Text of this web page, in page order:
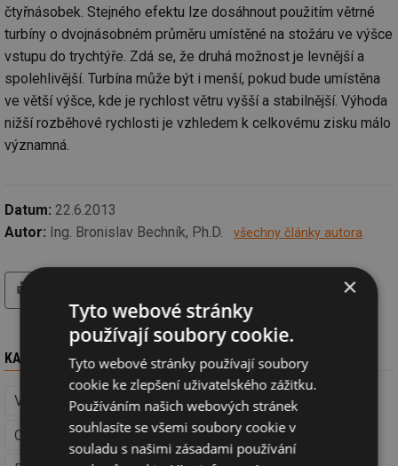
čtyřnásobek. Stejného efektu lze dosáhnout použitím větrné
turbíny o dvojnásobném průměru umístěné na stožáru ve výšce
vstupu do trychtýře. Zdá se, že druhá možnost je levnější a
spolehlivější. Turbína může být i menší, pokud bude umístěna
ve větší výšce, kde je rychlost větru vyšší a stabilnější. Výhoda
nižší rozběhové rychlosti je vzhledem k celkovému zisku málo
významná.
Datum: 22.6.2013
Autor: Ing. Bronislav Bechník, Ph.D. všechny články autora
KAM DÁL
Větrná energie (Obnovitelná energie)
Obnovitelná energie Elektrotechnika Energetika
×
Tyto webové stránky
používají soubory cookie.
Tyto webové stránky používají soubory
cookie ke zlepšení uživatelského zážitku.
Používáním našich webových stránek
souhlasíte se všemi soubory cookie v
souladu s našimi zásadami používání